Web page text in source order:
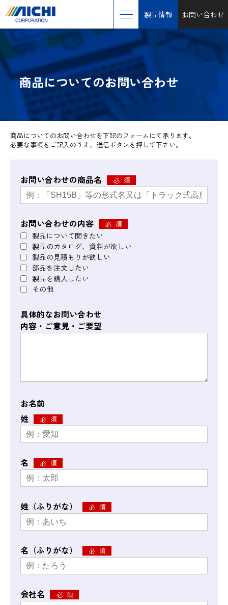
製品情報 お問い合わせ
商品についてのお問い合わせ
商品についてのお問い合わせを下記のフォームにて承ります。
必要な事項をご記入のうえ、送信ボタンを押して下さい。
お問い合わせの商品名
お問い合わせの内容
製品について聞きたい
製品のカタログ、資料が欲しい
製品の見積もりが欲しい
部品を注文したい
製品を購入したい
その他
具体的なお問い合わせ
内容・ご意見・ご要望
お名前
姓
名
姓（ふりがな）
名（ふりがな）
会社名